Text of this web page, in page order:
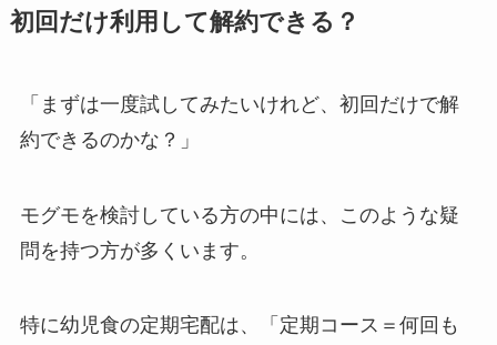
初回だけ利用して解約できる？
「まずは一度試してみたいけれど、初回だけで解
約できるのかな？」
モグモを検討している方の中には、このような疑
問を持つ方が多くいます。
特に幼児食の定期宅配は、「定期コース＝何回も